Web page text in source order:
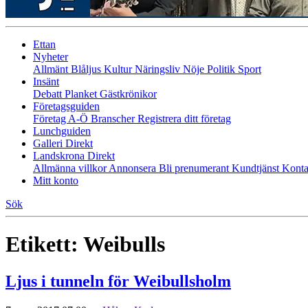
Ettan
Nyheter
Allmänt Blåljus KulturNäringsliv Nöje Politik Sport
Insänt
Debatt Planket Gästkrönikor
Företagsguiden
Företag A-Ö BranscherRegistrera ditt företag
Lunchguiden
Galleri Direkt
Landskrona Direkt
Allmänna villkorAnnonsera Bli prenumerant Kundtjänst
Mitt konto
Sök
Etikett: Weibulls
Ljus i tunneln för Weibullsholm